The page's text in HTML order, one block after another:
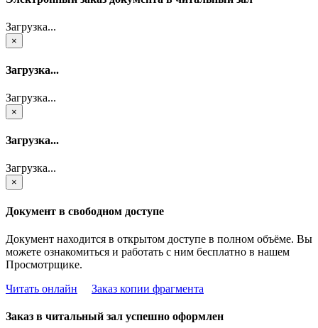
Загрузка...
×
Загрузка...
Загрузка...
×
Загрузка...
Загрузка...
×
Документ в свободном доступе
Документ находится в открытом доступе в полном объёме. Вы
можете ознакомиться и работать с ним бесплатно в нашем
Просмотрщике.
Читать онлайн
Заказ копии фрагмента
Заказ в читальный зал успешно оформлен